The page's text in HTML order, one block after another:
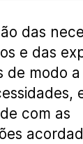
das
e das
de modo
com as